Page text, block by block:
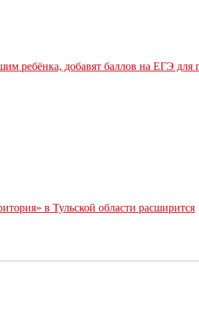
ребёнка, добавят баллов на ЕГЭ для
в Тульской области расширится